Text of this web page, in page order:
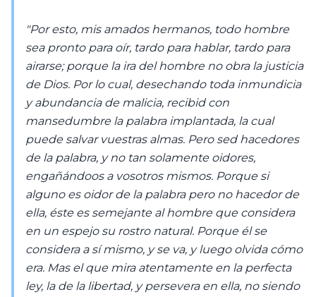
"Por esto, mis amados hermanos, todo hombre
sea pronto para oír, tardo para hablar, tardo para
airarse; porque la ira del hombre no obra la justicia
de Dios. Por lo cual, desechando toda inmundicia
y abundancia de malicia, recibid con
mansedumbre la palabra implantada, la cual
puede salvar vuestras almas. Pero sed hacedores
de la palabra, y no tan solamente oidores,
engañándoos a vosotros mismos. Porque si
alguno es oidor de la palabra pero no hacedor de
ella, éste es semejante al hombre que considera
en un espejo su rostro natural. Porque él se
considera a sí mismo, y se va, y luego olvida cómo
era. Mas el que mira atentamente en la perfecta
ley, la de la libertad, y persevera en ella, no siendo